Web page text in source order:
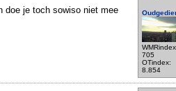
705
OTindex:
8.854
doe je toch sowiso niet mee